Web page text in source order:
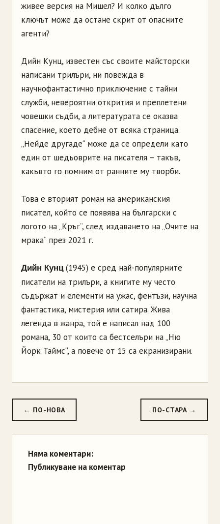
живее версия на Мишел? И колко дълго
ключът може да остане скрит от опасните
агенти?
Дийн Кунц, известен със своите майсторски
написани трилъри, ни повежда в
научнофантастично приключение с тайни
служби, невероятни открития и преплетени
човешки съдби, а литературата се оказва
спасение, което дебне от всяка страница.
„Нейде другаде“ може да се определи като
един от шедьоврите на писателя – такъв,
какъвто го помним от ранните му творби.
Това е вторият роман на американския
писател, който се появява на български с
логото на „Кръг“, след издаването на „Очите на
мрака“ през 2021 г.
Дийн Кунц(1945) е сред най-популярните
писатели на трилъри, а книгите му често
съдържат и елементи на ужас, фентъзи, научна
фантастика, мистерия или сатира. Жива
легенда в жанра, той е написал над 100
романа, 30 от които са бестселъри на „Ню
Йорк Таймс“, а повече от 15 са екранизирани.
← ПО-НОВА ПО-СТАРА →
Няма коментари:
Публикуване на коментар